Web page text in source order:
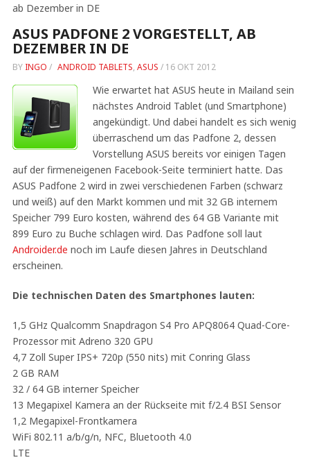
ab Dezember in DE
ASUS PADFONE 2 VORGESTELLT, AB
DEZEMBER IN DE
BY INGO / ANDROID TABLETS, ASUS / 16 OKT 2012
Wie erwartet hat ASUS heute in Mailand sein
nächstes Android Tablet (und Smartphone)
angekündigt. Und dabei handelt es sich wenig
überraschend um das Padfone 2, dessen
Vorstellung ASUS bereits vor einigen Tagen
auf der firmeneigenen Facebook-Seite terminiert hatte. Das
ASUS Padfone 2 wird in zwei verschiedenen Farben (schwarz
und weiß) auf den Markt kommen und mit 32 GB internem
Speicher 799 Euro kosten, während des 64 GB Variante mit
899 Euro zu Buche schlagen wird. Das Padfone soll laut
Androider.de noch im Laufe diesen Jahres in Deutschland
erscheinen.
Die technischen Daten des Smartphones lauten:
1,5 GHz Qualcomm Snapdragon S4 Pro APQ8064 Quad-Core-
Prozessor mit Adreno 320 GPU
4,7 Zoll Super IPS+ 720p (550 nits) mit Conring Glass
2 GB RAM
32 / 64 GB interner Speicher
13 Megapixel Kamera an der Rückseite mit f/2.4 BSI Sensor
1,2 Megapixel-Frontkamera
WiFi 802.11 a/b/g/n, NFC, Bluetooth 4.0
LTE